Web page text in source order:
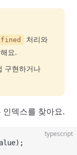
처리와
요.
구현하거나
덱스를 찾아요.
typescript